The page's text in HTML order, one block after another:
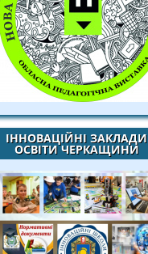
ІННОВАЦІЙНІ ЗАКЛАДИ
ОСВІТИ ЧЕРКАЩИНИ